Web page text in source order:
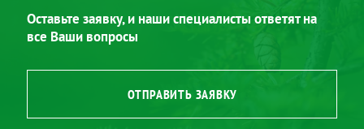
Оставьте заявку, и наши специалисты ответят на
все Ваши вопросы
ОТПРАВИТЬ ЗАЯВКУ